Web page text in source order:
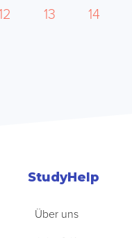
13 14
StudyHelp
Über uns